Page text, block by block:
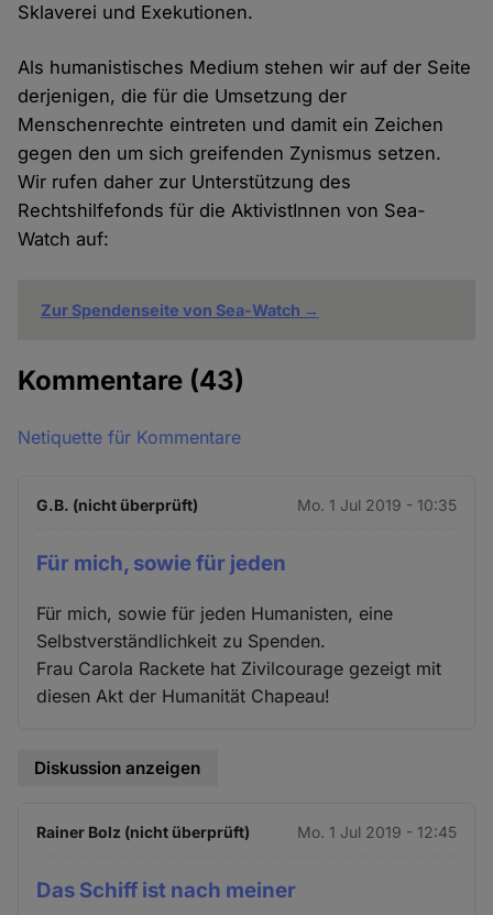
Sklaverei und Exekutionen.
Als humanistisches Medium stehen wir auf der Seite
derjenigen, die für die Umsetzung der
Menschenrechte eintreten und damit ein Zeichen
gegen den um sich greifenden Zynismus setzen.
Wir rufen daher zur Unterstützung des
Rechtshilfefonds für die AktivistInnen von Sea-
Watch auf:
Zur Spendenseite von Sea-Watch →
Kommentare (43)
Netiquette für Kommentare
G.B. (nicht überprüft) Mo. 1 Jul 2019 - 10:35
Für mich, sowie für jeden
Für mich, sowie für jeden Humanisten, eine
Selbstverständlichkeit zu Spenden.
Frau Carola Rackete hat Zivilcourage gezeigt mit
diesen Akt der Humanität Chapeau!
Diskussion anzeigen
Rainer Bolz (nicht überprüft) Mo. 1 Jul 2019 - 12:45
Das Schiff ist nach meiner